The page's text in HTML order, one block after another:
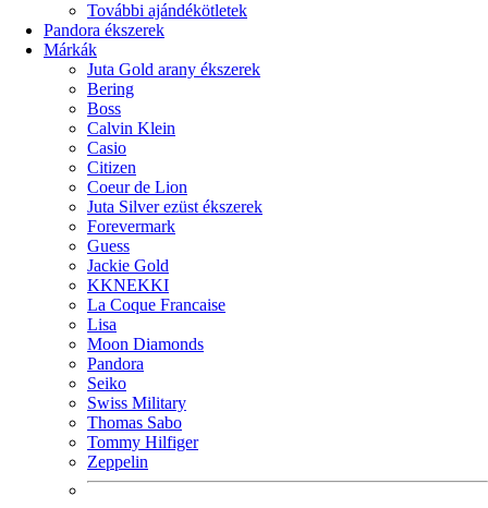
További ajándékötletek
Pandora ékszerek
Márkák
Juta Gold arany ékszerek
Bering
Boss
Calvin Klein
Casio
Citizen
Coeur de Lion
Juta Silver ezüst ékszerek
Forevermark
Guess
Jackie Gold
KKNEKKI
La Coque Francaise
Lisa
Moon Diamonds
Pandora
Seiko
Swiss Military
Thomas Sabo
Tommy Hilfiger
Zeppelin